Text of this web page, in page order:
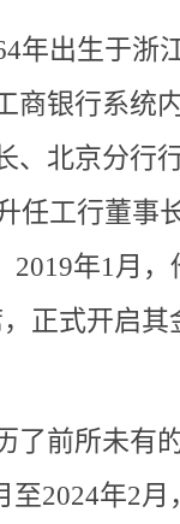
年出生于浙
商银行系统
、北京分行
任工行董事
2019年1月，
正式开启其
了前所未有
至2024年2月